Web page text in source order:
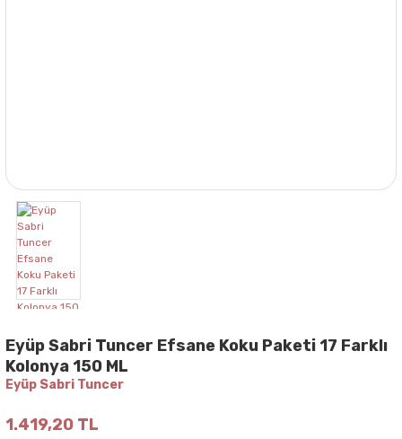
Eyüp Sabri Tuncer Efsane Koku Paketi 17 Farklı
Kolonya 150 ML
Eyüp Sabri Tuncer
1.419,20 TL